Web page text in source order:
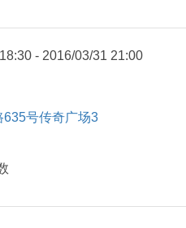
- 2016/03/31 21:00
635号传奇广场3